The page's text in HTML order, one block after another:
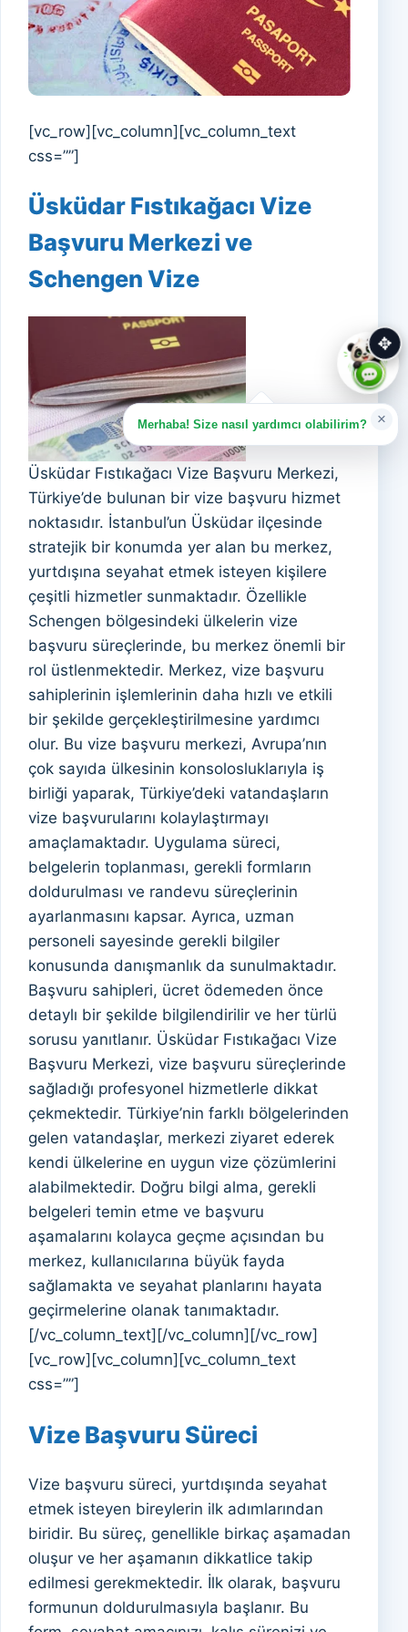
[vc_row][vc_column][vc_column_text
css=””]
Üsküdar Fıstıkağacı Vize
Başvuru Merkezi ve
Schengen Vize
Üsküdar Fıstıkağacı Vize Başvuru Merkezi,
Türkiye’de bulunan bir vize başvuru hizmet
noktasıdır. İstanbul’un Üsküdar ilçesinde
stratejik bir konumda yer alan bu merkez,
yurtdışına seyahat etmek isteyen kişilere
çeşitli hizmetler sunmaktadır. Özellikle
Schengen bölgesindeki ülkelerin vize
başvuru süreçlerinde, bu merkez önemli bir
rol üstlenmektedir. Merkez, vize başvuru
sahiplerinin işlemlerinin daha hızlı ve etkili
bir şekilde gerçekleştirilmesine yardımcı
olur. Bu vize başvuru merkezi, Avrupa’nın
çok sayıda ülkesinin konsolosluklarıyla iş
birliği yaparak, Türkiye’deki vatandaşların
vize başvurularını kolaylaştırmayı
amaçlamaktadır. Uygulama süreci,
belgelerin toplanması, gerekli formların
doldurulması ve randevu süreçlerinin
ayarlanmasını kapsar. Ayrıca, uzman
personeli sayesinde gerekli bilgiler
konusunda danışmanlık da sunulmaktadır.
Başvuru sahipleri, ücret ödemeden önce
detaylı bir şekilde bilgilendirilir ve her türlü
sorusu yanıtlanır. Üsküdar Fıstıkağacı Vize
Başvuru Merkezi, vize başvuru süreçlerinde
sağladığı profesyonel hizmetlerle dikkat
çekmektedir. Türkiye’nin farklı bölgelerinden
gelen vatandaşlar, merkezi ziyaret ederek
kendi ülkelerine en uygun vize çözümlerini
alabilmektedir. Doğru bilgi alma, gerekli
belgeleri temin etme ve başvuru
aşamalarını kolayca geçme açısından bu
merkez, kullanıcılarına büyük fayda
sağlamakta ve seyahat planlarını hayata
geçirmelerine olanak tanımaktadır.
[/vc_column_text][/vc_column][/vc_row]
[vc_row][vc_column][vc_column_text
css=””]
Vize Başvuru Süreci
Vize başvuru süreci, yurtdışında seyahat
etmek isteyen bireylerin ilk adımlarından
biridir. Bu süreç, genellikle birkaç aşamadan
oluşur ve her aşamanın dikkatlice takip
edilmesi gerekmektedir. İlk olarak, başvuru
formunun doldurulmasıyla başlanır. Bu
Merhaba! Size nasıl yardımcı olabilirim? ×
✥